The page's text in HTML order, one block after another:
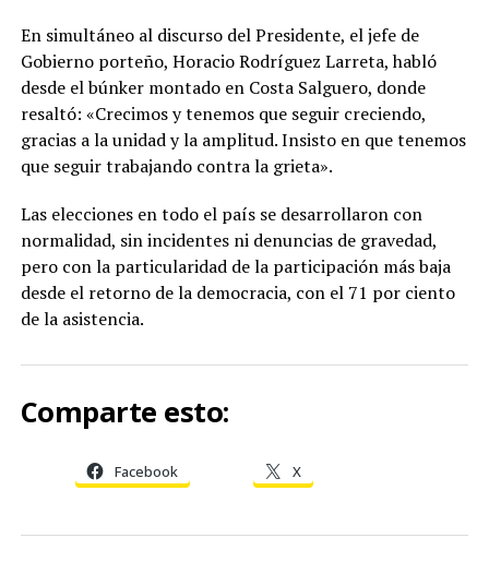
En simultáneo al discurso del Presidente, el jefe de
Gobierno porteño, Horacio Rodríguez Larreta, habló
desde el búnker montado en Costa Salguero, donde
resaltó: «Crecimos y tenemos que seguir creciendo,
gracias a la unidad y la amplitud. Insisto en que tenemos
que seguir trabajando contra la grieta».
Las elecciones en todo el país se desarrollaron con
normalidad, sin incidentes ni denuncias de gravedad,
pero con la particularidad de la participación más baja
desde el retorno de la democracia, con el 71 por ciento
de la asistencia.
Comparte esto:
Facebook X